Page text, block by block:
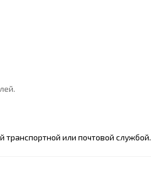
транспортной или почтовой службой.